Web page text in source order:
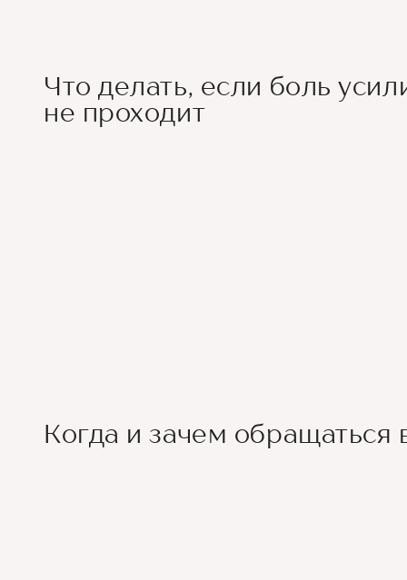
Что делать, если боль
не проходит
Когда и зачем обращаться